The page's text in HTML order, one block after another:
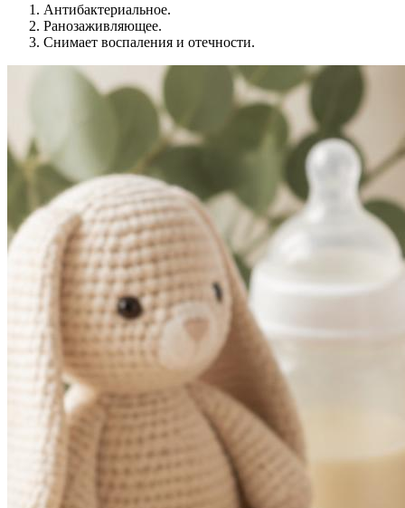
Антибактериальное.
Ранозаживляющее.
Снимает воспаления и отечности.